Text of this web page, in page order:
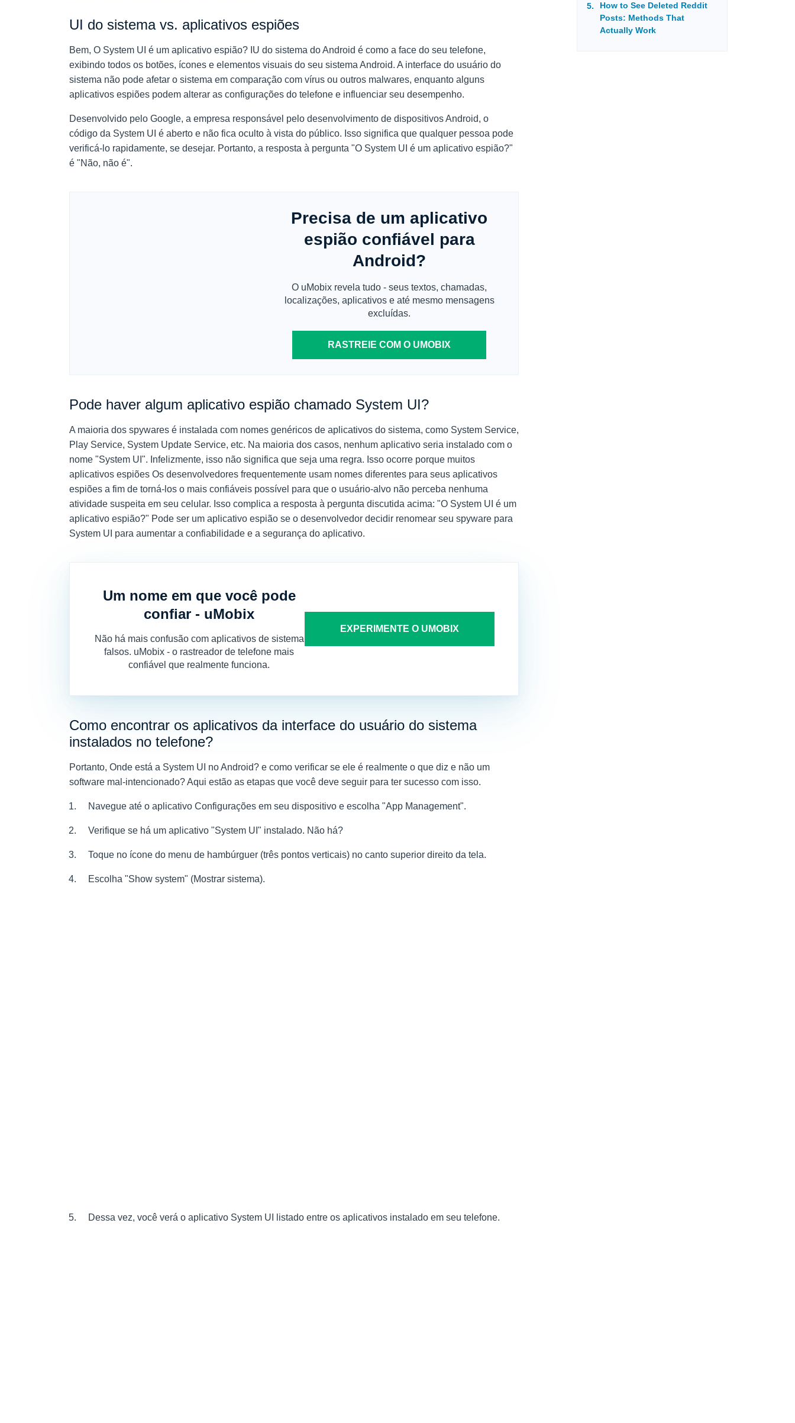
UI do sistema vs. aplicativos espiões
Bem, O System UI é um aplicativo espião? IU do sistema do Android é como a face do seu telefone,
exibindo todos os botões, ícones e elementos visuais do seu sistema Android. A interface do usuário do
sistema não pode afetar o sistema em comparação com vírus ou outros malwares, enquanto alguns
aplicativos espiões podem alterar as configurações do telefone e influenciar seu desempenho.
Desenvolvido pelo Google, a empresa responsável pelo desenvolvimento de dispositivos Android, o
código da System UI é aberto e não fica oculto à vista do público. Isso significa que qualquer pessoa pode
verificá-lo rapidamente, se desejar. Portanto, a resposta à pergunta "O System UI é um aplicativo espião?"
é "Não, não é".
Precisa de um aplicativo
espião confiável para
Android?
O uMobix revela tudo - seus textos, chamadas,
localizações, aplicativos e até mesmo mensagens
excluídas.
RASTREIE COM O UMOBIX
Pode haver algum aplicativo espião chamado System UI?
A maioria dos spywares é instalada com nomes genéricos de aplicativos do sistema, como System Service,
Play Service, System Update Service, etc. Na maioria dos casos, nenhum aplicativo seria instalado com o
nome "System UI". Infelizmente, isso não significa que seja uma regra. Isso ocorre porque muitos
aplicativos espiões Os desenvolvedores frequentemente usam nomes diferentes para seus aplicativos
espiões a fim de torná-los o mais confiáveis possível para que o usuário-alvo não perceba nenhuma
atividade suspeita em seu celular. Isso complica a resposta à pergunta discutida acima: "O System UI é um
aplicativo espião?" Pode ser um aplicativo espião se o desenvolvedor decidir renomear seu spyware para
System UI para aumentar a confiabilidade e a segurança do aplicativo.
Um nome em que você pode
confiar - uMobix
Não há mais confusão com aplicativos de sistema
falsos. uMobix - o rastreador de telefone mais
confiável que realmente funciona.
EXPERIMENTE O UMOBIX
Como encontrar os aplicativos da interface do usuário do sistema
instalados no telefone?
Portanto, Onde está a System UI no Android? e como verificar se ele é realmente o que diz e não um
software mal-intencionado? Aqui estão as etapas que você deve seguir para ter sucesso com isso.
Navegue até o aplicativo Configurações em seu dispositivo e escolha "App Management".
Verifique se há um aplicativo "System UI" instalado. Não há?
Toque no ícone do menu de hambúrguer (três pontos verticais) no canto superior direito da tela.
Escolha "Show system" (Mostrar sistema).
Dessa vez, você verá o aplicativo System UI listado entre os aplicativos instalado em seu telefone.
How to See Deleted Reddit
Posts: Methods That
Actually Work